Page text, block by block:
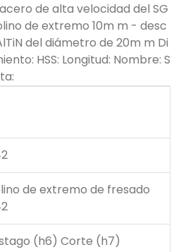
de alta velocidad del SG
de extremo 10m m - desc
del diámetro de 20m m Di
HSS: Longitud: Nombre: S
de extremo de fresado
(h6) Corte (h7)